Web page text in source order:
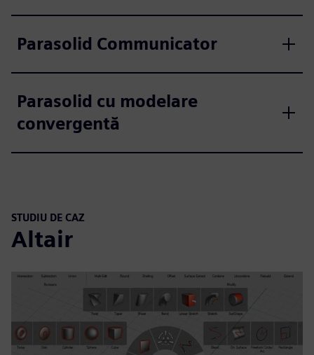
Parasolid Communicator
Parasolid cu modelare
convergentă
STUDIU DE CAZ
Altair